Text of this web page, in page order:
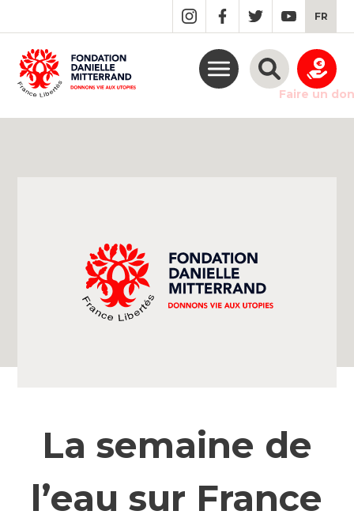
MAIN
CONTENT
FR
Faire un don
La semaine de
l’eau sur France